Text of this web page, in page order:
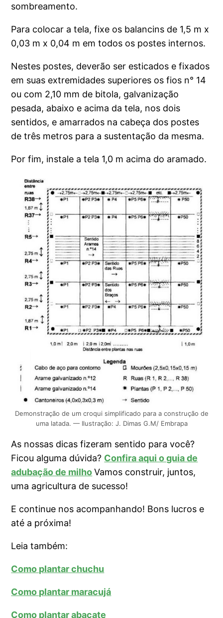
sombreamento.
Para colocar a tela, fixe os balancins de 1,5 m x
0,03 m x 0,04 m em todos os postes internos.
Nestes postes, deverão ser esticados e fixados
em suas extremidades superiores os fios n° 14
ou com 2,10 mm de bitola, galvanização
pesada, abaixo e acima da tela, nos dois
sentidos, e amarrados na cabeça dos postes
de três metros para a sustentação da mesma.
Por fim, instale a tela 1,0 m acima do aramado.
Demonstração de um croqui simplificado para a construção de
uma latada. — Ilustração: J. Dimas G.M/ Embrapa
As nossas dicas fizeram sentido para você?
Ficou alguma dúvida? Confira aqui o guia de
adubação de milho Vamos construir, juntos,
uma agricultura de sucesso!
E continue nos acompanhando! Bons lucros e
até a próxima!
Leia também:
Como plantar chuchu
Como plantar maracujá
Como plantar abacate